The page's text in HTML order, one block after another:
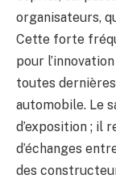
organisateurs,
Cette forte
pour
toutes dernières
automobile. Le
d’exposition ; il
d’échanges
des